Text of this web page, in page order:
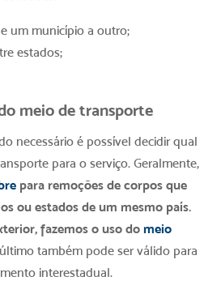
um município a outro;
estados;
meio de transporte
necessário é possível decidir qual
para o serviço. Geralmente,
para remoções de corpos que
ou estados de um mesmo país.
fazemos o uso do meio
também pode ser válido para
interestadual.